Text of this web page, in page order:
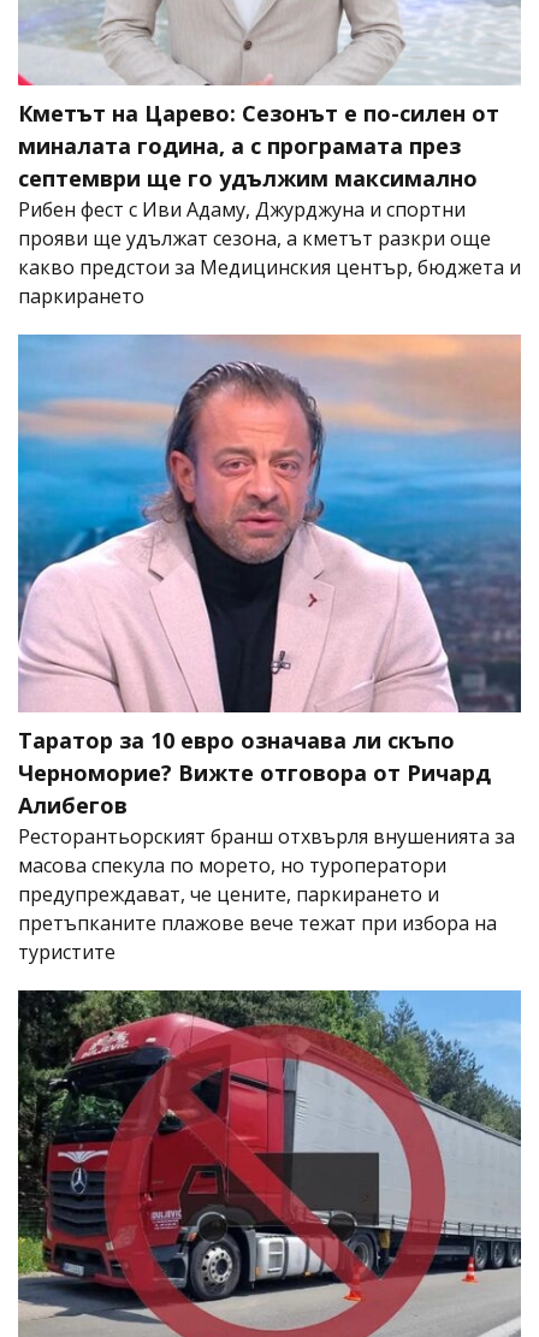
Кметът на Царево: Сезонът е по-силен от
миналата година, а с програмата през
септември ще го удължим максимално
Рибен фест с Иви Адаму, Джурджуна и спортни
прояви ще удължат сезона, а кметът разкри още
какво предстои за Медицинския център, бюджета и
паркирането
Таратор за 10 евро означава ли скъпо
Черноморие? Вижте отговора от Ричард
Алибегов
Ресторантьорският бранш отхвърля внушенията за
масова спекула по морето, но туроператори
предупреждават, че цените, паркирането и
претъпканите плажове вече тежат при избора на
туристите